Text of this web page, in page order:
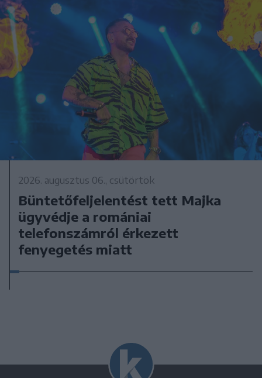
2026. augusztus 06., csütörtök
Büntetőfeljelentést tett Majka
ügyvédje a romániai
telefonszámról érkezett
fenyegetés miatt